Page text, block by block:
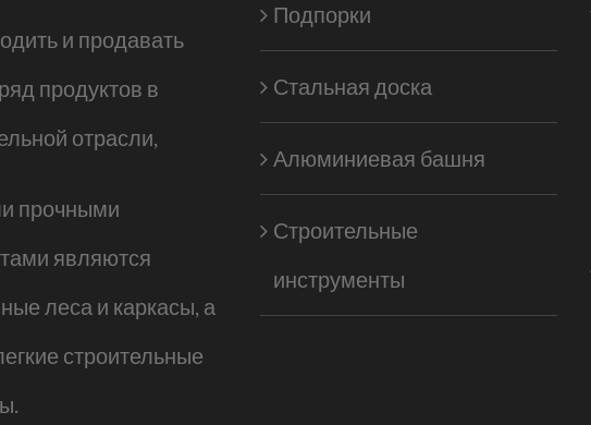
и продавать
продуктов в
отрасли,
прочными
являются
леса и каркасы, а
строительные
Подпорки
Стальная доска
Алюминиевая башня
Строительные
инструменты